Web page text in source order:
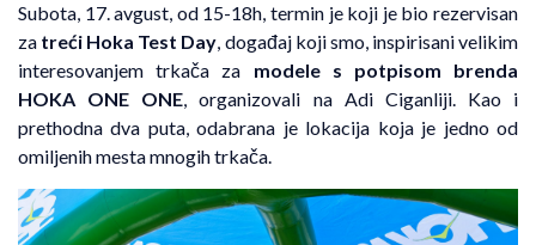
Subota, 17. avgust, od 15-18h, termin je koji je bio rezervisan
za treći Hoka Test Day, događaj koji smo, inspirisani velikim
interesovanjem trkača za modele s potpisom brenda
HOKA ONE ONE, organizovali na Adi Ciganliji. Kao i
prethodna dva puta, odabrana je lokacija koja je jedno od
omiljenih mesta mnogih trkača.